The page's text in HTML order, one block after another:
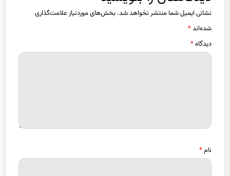
شده‌اند*
دیدگاه*